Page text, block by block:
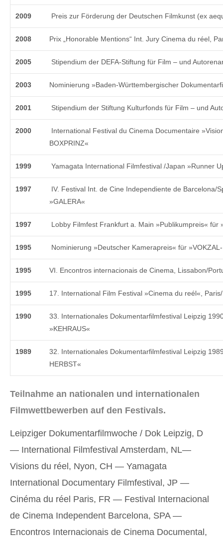
2009 Preis zur Förderung der Deutschen Filmkunst (ex
2008 Prix „Honorable Mentions“ Int. Jury Cinema du réel,
2005 Stipendium der DEFA-Stiftung für Film – und
2003 Nominierung »Baden-Württembergischer
2001 Stipendium der Stiftung Kulturfonds für Film – und
2000
International Festival du Cinema Documentaire
BOXPRINZ«
1999 Yamagata International Filmfestival /Japan »Runner
1997
IV. Festival Int. de Cine Independiente de Barcelona/
»GALERA«
1997 Lobby Filmfest Frankfurt a. Main »Publikumpreis« für
1995 Nominierung »Deutscher Kamerapreis« für
1995 VI. Encontros internacionais de Cinema, Lissabon/
1995 17. International Film Festival »Cinema du reél«,
1990
33. Internationales Dokumentarfilmfestival Leipzig
»KEHRAUS«
1989
32. Internationales Dokumentarfilmfestival Leipzig
HERBST«
Teilnahme an nationalen und internationalen
Filmwettbewerben auf den Festivals.
Leipziger Dokumentarfilmwoche / Dok Leipzig, D
— International Filmfestival Amsterdam, NL—
Visions du réel, Nyon, CH — Yamagata
International Documentary Filmfestival, JP —
Cinéma du réel Paris, FR — Festival Internacional
de Cinema Independent Barcelona, SPA —
Encontros Internacionais de Cinema Documental,